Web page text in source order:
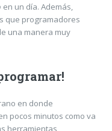
en un día. Además,
que programadores
una manera muy
en donde
pocos minutos como va
herramientas